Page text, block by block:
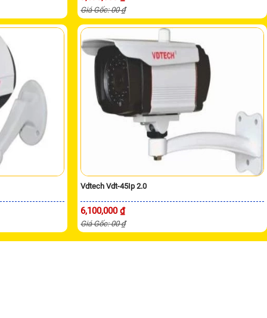
Giá Gốc: 00 ₫
Vdtech Vdt-45Ip 2.0
6,100,000 ₫
Giá Gốc: 00 ₫